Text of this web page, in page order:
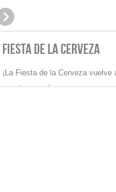
Fiesta de la Cerveza
¡La Fiesta de la Cerveza
agosto, a partir ...